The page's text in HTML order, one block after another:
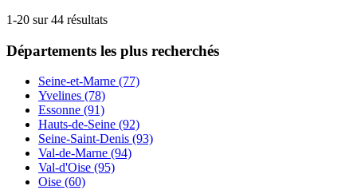
1-20 sur 44 résultats
Départements les plus recherchés
Seine-et-Marne (77)
Yvelines (78)
Essonne (91)
Hauts-de-Seine (92)
Seine-Saint-Denis (93)
Val-de-Marne (94)
Val-d'Oise (95)
Oise (60)